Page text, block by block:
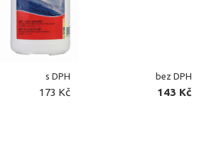
s DPH bez DPH
173 Kč 143 Kč